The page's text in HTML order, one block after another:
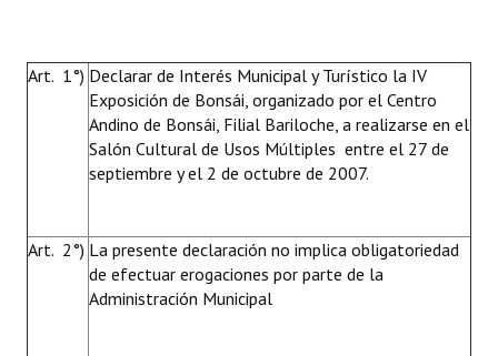
Art. 1°) Declarar de Interés Municipal y Turístico la IV
Exposición de Bonsái, organizado por el Centro
Andino de Bonsái, Filial Bariloche, a realizarse en el
Salón Cultural de Usos Múltiples entre el 27 de
septiembre y el 2 de octubre de 2007.
Art. 2°) La presente declaración no implica obligatoriedad
de efectuar erogaciones por parte de la
Administración Municipal